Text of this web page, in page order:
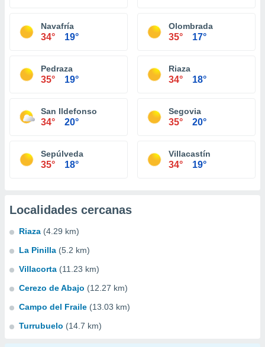
Navafría
34° 19°
Olombrada
35° 17°
Pedraza
35° 19°
Riaza
34° 18°
San Ildefonso
34° 20°
Segovia
35° 20°
Sepúlveda
35° 18°
Villacastín
34° 19°
Localidades cercanas
Riaza (4.29 km)
La Pinilla (5.2 km)
Villacorta (11.23 km)
Cerezo de Abajo (12.27 km)
Campo del Fraile (13.03 km)
Turrubuelo (14.7 km)